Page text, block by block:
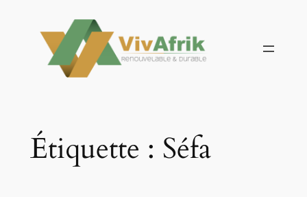
contenu
Étiquette : Séfa